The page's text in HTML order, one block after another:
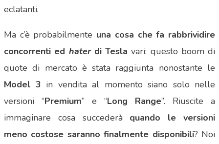
eclatanti.
Ma c’è probabilmente una cosa che fa rabbrividire
concorrenti ed haterdi Tesla vari: questo boom di
quote di mercato è stata raggiunta nonostante le
Model 3 in vendita al momento siano solo nelle
versioni “Premium” e “Long Range”. Riuscite a
immaginare cosa succederà quando le versioni
meno costose saranno finalmente disponibili? Noi